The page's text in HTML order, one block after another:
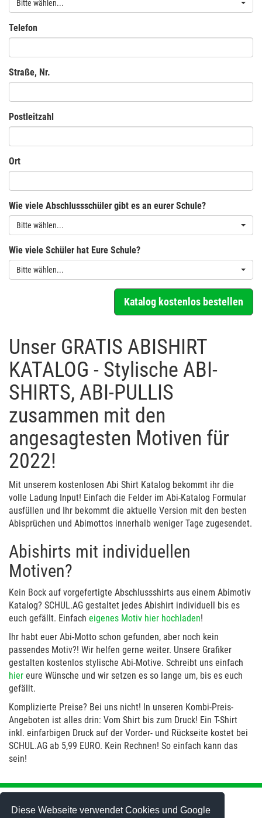
Diese Webseite verwendet Cookies und Google
Bitte wählen...
Telefon
Straße, Nr.
Postleitzahl
Ort
Wie viele Abschlussschüler gibt es an eurer Schule?
Bitte wählen...
Wie viele Schüler hat Eure Schule?
Bitte wählen...
Katalog kostenlos bestellen
Unser GRATIS ABISHIRT
KATALOG - Stylische ABI-
SHIRTS, ABI-PULLIS
zusammen mit den
angesagtesten Motiven für
2022!
Mit unserem kostenlosen Abi Shirt Katalog bekommt ihr die
volle Ladung Input! Einfach die Felder im Abi-Katalog Formular
ausfüllen und Ihr bekommt die aktuelle Version mit den besten
Abisprüchen und Abimottos innerhalb weniger Tage zugesendet.
Abishirts mit individuellen
Motiven?
Kein Bock auf vorgefertigte Abschlussshirts aus einem Abimotiv
Katalog? SCHUL.AG gestaltet jedes Abishirt individuell bis es
euch gefällt. Einfach eigenes Motiv hier hochladen!
Ihr habt euer Abi-Motto schon gefunden, aber noch kein
passendes Motiv?! Wir helfen gerne weiter. Unsere Grafiker
gestalten kostenlos stylische Abi-Motive. Schreibt uns einfach
hier eure Wünsche und wir setzen es so lange um, bis es euch
gefällt.
Komplizierte Preise? Bei uns nicht! In unseren Kombi-Preis-
Angeboten ist alles drin: Vom Shirt bis zum Druck! Ein T-Shirt
inkl. einfarbigen Druck auf der Vorder- und Rückseite kostet bei
SCHUL.AG ab 5,99 EURO. Kein Rechnen! So einfach kann das
sein!
Abi-Motto gestalten
Abi-Hoodies